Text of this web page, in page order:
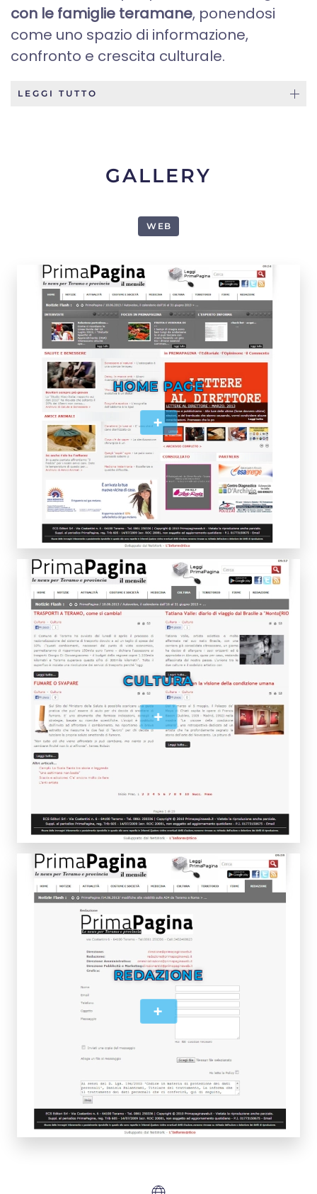
con le famiglie teramane, ponendosi
come uno spazio di informazione,
confronto e crescita culturale.
LEGGI TUTTO
GALLERY
WEB
HOME PAGE
+
CULTURA
+
REDAZIONE
+